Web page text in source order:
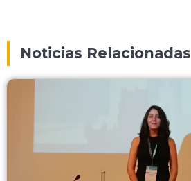
Noticias Relacionadas